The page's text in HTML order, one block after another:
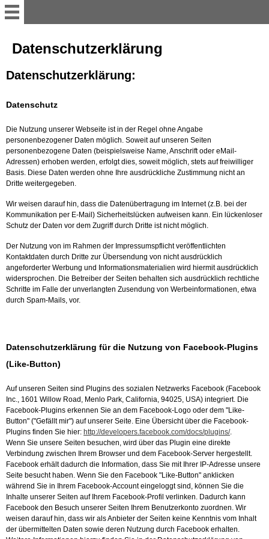
Startseite
Home
Turnier 2026
Aktuelle Informationen für
den Reitbetrieb
Veranstaltungsberichte
Trainingstag 2026
Hallenbelegungsplan
Veranstaltungen
Anlage
Verein
Stellenanzeigen
Kontakt
Impressum
Datenschutzerklärung
Datenschutzerklärung:
Datenschutz
Die Nutzung unserer Webseite ist in der Regel ohne Angabe
personenbezogener Daten möglich. Soweit auf unseren Seiten
personenbezogene Daten (beispielsweise Name, Anschrift oder eMail-
Adressen) erhoben werden, erfolgt dies, soweit möglich, stets auf freiwilliger
Basis. Diese Daten werden ohne Ihre ausdrückliche Zustimmung nicht an
Dritte weitergegeben.
Wir weisen darauf hin, dass die Datenübertragung im Internet (z.B. bei der
Kommunikation per E-Mail) Sicherheitslücken aufweisen kann. Ein lückenloser
Schutz der Daten vor dem Zugriff durch Dritte ist nicht möglich.
Der Nutzung von im Rahmen der Impressumspflicht veröffentlichten
Kontaktdaten durch Dritte zur Übersendung von nicht ausdrücklich
angeforderter Werbung und Informationsmaterialien wird hiermit ausdrücklich
widersprochen. Die Betreiber der Seiten behalten sich ausdrücklich rechtliche
Schritte im Falle der unverlangten Zusendung von Werbeinformationen, etwa
durch Spam-Mails, vor.
Datenschutzerklärung für die Nutzung von Facebook-Plugins
(Like-Button)
Auf unseren Seiten sind Plugins des sozialen Netzwerks Facebook (Facebook
Inc., 1601 Willow Road, Menlo Park, California, 94025, USA) integriert. Die
Facebook-Plugins erkennen Sie an dem Facebook-Logo oder dem "Like-
Button" ("Gefällt mir") auf unserer Seite. Eine Übersicht über die Facebook-
Plugins finden Sie hier: http://developers.facebook.com/docs/plugins/.
Wenn Sie unsere Seiten besuchen, wird über das Plugin eine direkte
Verbindung zwischen Ihrem Browser und dem Facebook-Server hergestellt.
Facebook erhält dadurch die Information, dass Sie mit Ihrer IP-Adresse unsere
Seite besucht haben. Wenn Sie den Facebook "Like-Button" anklicken
während Sie in Ihrem Facebook-Account eingeloggt sind, können Sie die
Inhalte unserer Seiten auf Ihrem Facebook-Profil verlinken. Dadurch kann
Facebook den Besuch unserer Seiten Ihrem Benutzerkonto zuordnen. Wir
weisen darauf hin, dass wir als Anbieter der Seiten keine Kenntnis vom Inhalt
der übermittelten Daten sowie deren Nutzung durch Facebook erhalten.